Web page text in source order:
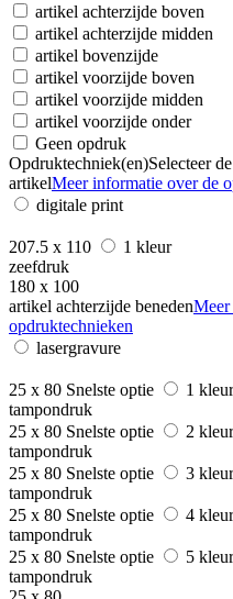
artikel achterzijde boven
artikel achterzijde midden
artikel bovenzijde
artikel voorzijde boven
artikel voorzijde midden
artikel voorzijde onder
Geen opdruk
Opdruktechniek(en)Selecteer
artikelMeer informatie over de
digitale print
207.5 x 110
1 kleur
zeefdruk
180 x 100
artikel achterzijde beneden
opdruktechnieken
lasergravure
25 x 80 Snelste optie
1 kleur
tampondruk
25 x 80 Snelste optie
2
tampondruk
25 x 80 Snelste optie
3
tampondruk
25 x 80 Snelste optie
4
tampondruk
25 x 80 Snelste optie
5
tampondruk